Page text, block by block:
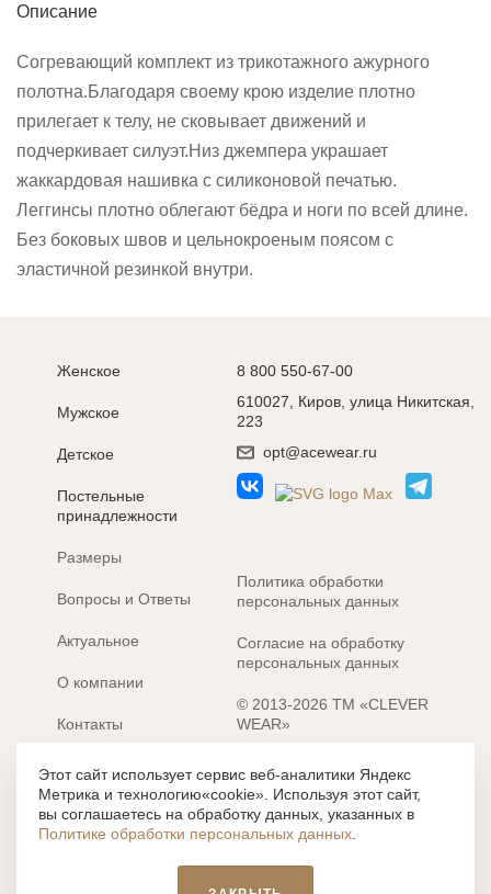
Описание
Согревающий комплект из трикотажного ажурного
полотна.Благодаря своему крою изделие плотно
прилегает к телу, не сковывает движений и
подчеркивает силуэт.Низ джемпера украшает
жаккардовая нашивка с силиконовой печатью.
Леггинсы плотно облегают бёдра и ноги по всей длине.
Без боковых швов и цельнокроеным поясом с
эластичной резинкой внутри.
Женское
Мужское
Детское
Постельные
принадлежности
Размеры
Вопросы и Ответы
Актуальное
О компании
Контакты
Электронные каталоги
8 800 550-67-00
610027, Киров, улица Никитская,
223
opt@acewear.ru
Политика обработки
персональных данных
Согласие на обработку
персональных данных
© 2013-2026 ТМ «CLEVER
WEAR»
Разработка сайта: MACHAON
Все содержание, представленное или отраженное на сайте
https://clever-style.ru, включая, но не ограничиваясь, текстом,
графикой, фотографиями, иллюстрациями и т.д., являются
объектами авторского права, использование которых, без
письменного разрешения администрации и без активной
Этот сайт использует сервис веб-аналитики Яндекс
Метрика и технологию«cookie». Используя этот сайт,
вы соглашаетесь на обработку данных, указанных в
Политике обработки персональных данных